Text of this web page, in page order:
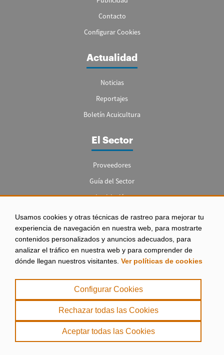
Usamos cookies y otras técnicas de rastreo para mejorar tu
experiencia de navegación en nuestra web, para mostrarte
contenidos personalizados y anuncios adecuados, para
analizar el tráfico en nuestra web y para comprender de
dónde llegan nuestros visitantes. Ver políticas de cookies
Configurar Cookies
Rechazar todas las Cookies
Aceptar todas las Cookies
Contacto
Configurar Cookies
Actualidad
Noticias
Reportajes
Boletín Acuicultura
El Sector
Proveedores
Guía del Sector
Legislación
Empleo
Aviso legal
|
Política de Privacidad
|
. misPeces Copyright 2000 - 2026. Todos los derechos reservados